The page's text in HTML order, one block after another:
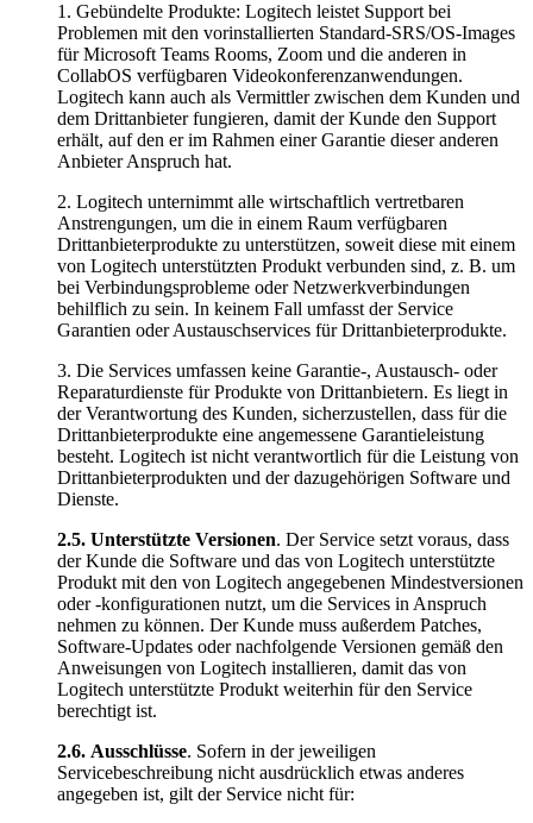
1. Gebündelte Produkte: Logitech leistet Support bei
Problemen mit den vorinstallierten Standard-SRS/OS-Images
für Microsoft Teams Rooms, Zoom und die anderen in
CollabOS verfügbaren Videokonferenzanwendungen.
Logitech kann auch als Vermittler zwischen dem Kunden und
dem Drittanbieter fungieren, damit der Kunde den Support
erhält, auf den er im Rahmen einer Garantie dieser anderen
Anbieter Anspruch hat.
2. Logitech unternimmt alle wirtschaftlich vertretbaren
Anstrengungen, um die in einem Raum verfügbaren
Drittanbieterprodukte zu unterstützen, soweit diese mit einem
von Logitech unterstützten Produkt verbunden sind, z. B. um
bei Verbindungsprobleme oder Netzwerkverbindungen
behilflich zu sein. In keinem Fall umfasst der Service
Garantien oder Austauschservices für Drittanbieterprodukte.
3. Die Services umfassen keine Garantie-, Austausch- oder
Reparaturdienste für Produkte von Drittanbietern. Es liegt in
der Verantwortung des Kunden, sicherzustellen, dass für die
Drittanbieterprodukte eine angemessene Garantieleistung
besteht. Logitech ist nicht verantwortlich für die Leistung von
Drittanbieterprodukten und der dazugehörigen Software und
Dienste.
2.5. Unterstützte Versionen. Der Service setzt voraus, dass
der Kunde die Software und das von Logitech unterstützte
Produkt mit den von Logitech angegebenen Mindestversionen
oder -konfigurationen nutzt, um die Services in Anspruch
nehmen zu können. Der Kunde muss außerdem Patches,
Software-Updates oder nachfolgende Versionen gemäß den
Anweisungen von Logitech installieren, damit das von
Logitech unterstützte Produkt weiterhin für den Service
berechtigt ist.
2.6. Ausschlüsse. Sofern in der jeweiligen
Servicebeschreibung nicht ausdrücklich etwas anderes
angegeben ist, gilt der Service nicht für: